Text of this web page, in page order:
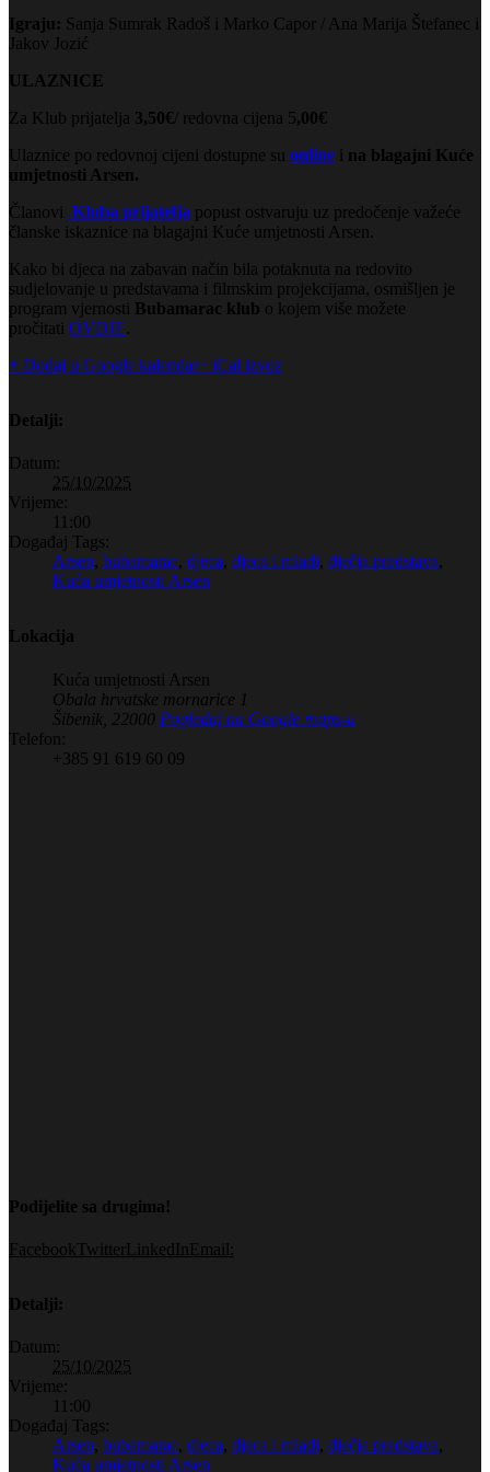
Igraju: Sanja Sumrak Radoš i Marko Capor / Ana Marija Štefanec i
Jakov Jozić
ULAZNICE
Za Klub prijatelja 3,50€ / redovna cijena 5,00€
Ulaznice po redovnoj cijeni dostupne su online i na blagajni Kuće
umjetnosti Arsen.
Članovi Kluba prijatelja popust ostvaruju uz predočenje važeće
članske iskaznice na blagajni Kuće umjetnosti Arsen.
Kako bi djeca na zabavan način bila potaknuta na redovito
sudjelovanje u predstavama i filmskim projekcijama, osmišljen je
program vjernosti Bubamarac klub o kojem više možete
pročitati OVDJE
+ Dodaj u Google kalendar+ iCal izvoz
Detalji:
Datum:
25/10/2025
Vrijeme:
11:00
Događaj Tags:
Arsen, bubamarac, djeca, djeca i mladi, dječja predstava,
Kuća umjetnosti Arsen
Lokacija
Kuća umjetnosti Arsen
Obala hrvatske mornarice 1
Šibenik
22000 Pogledaj na Google maps-u
Telefon:
+385 91 619 60 09
Podijelite sa drugima!
Facebook TwitterLinkedInEmail:
Detalji:
Datum:
25/10/2025
Vrijeme:
11:00
Događaj Tags:
Arsen, bubamarac, djeca, djeca i mladi, dječja predstava,
Kuća umjetnosti Arsen